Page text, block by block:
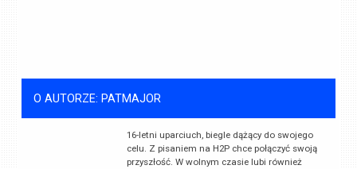
O AUTORZE: PATMAJOR
16-letni uparciuch, biegle dążący do swojego
celu. Z pisaniem na H2P chce połączyć swoją
przyszłość. W wolnym czasie lubi również